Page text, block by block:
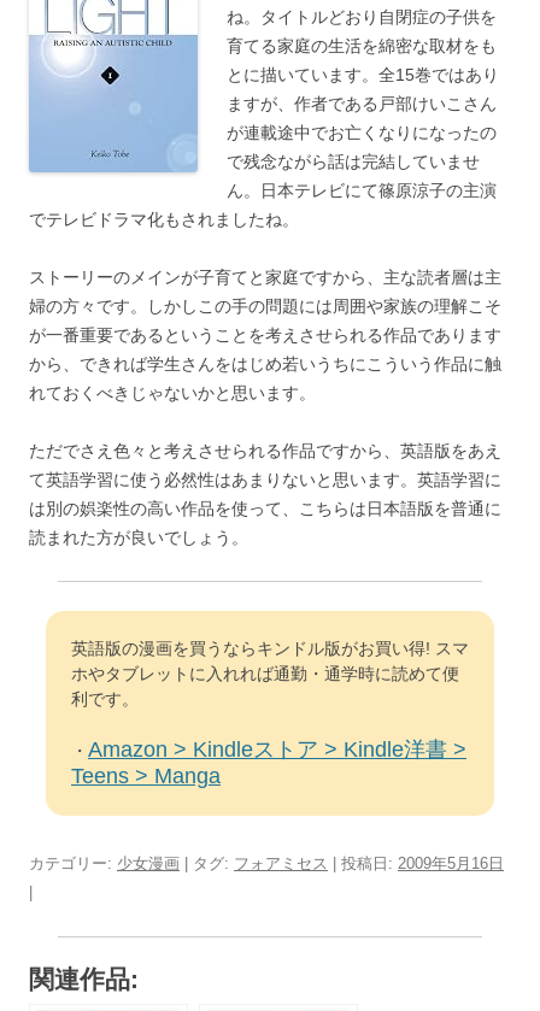
ね。タイトルどおり自閉症の子供を
育てる家庭の生活を綿密な取材をも
とに描いています。全15巻ではあり
ますが、作者である戸部けいこさん
が連載途中でお亡くなりになったの
で残念ながら話は完結していませ
ん。日本テレビにて篠原涼子の主演
でテレビドラマ化もされましたね。
ストーリーのメインが子育てと家庭ですから、主な読者層は主
婦の方々です。しかしこの手の問題には周囲や家族の理解こそ
が一番重要であるということを考えさせられる作品であります
から、できれば学生さんをはじめ若いうちにこういう作品に触
れておくべきじゃないかと思います。
ただでさえ色々と考えさせられる作品ですから、英語版をあえ
て英語学習に使う必然性はあまりないと思います。英語学習に
は別の娯楽性の高い作品を使って、こちらは日本語版を普通に
読まれた方が良いでしょう。
英語版の漫画を買うならキンドル版がお買い得! スマ
ホやタブレットに入れれば通勤・通学時に読めて便
利です。
・ Amazon > Kindleストア > Kindle洋書 >
Teens > Manga
カテゴリー: 少女漫画 | タグ: フォアミセス | 投稿日: 2009年5月16日
関連作品: